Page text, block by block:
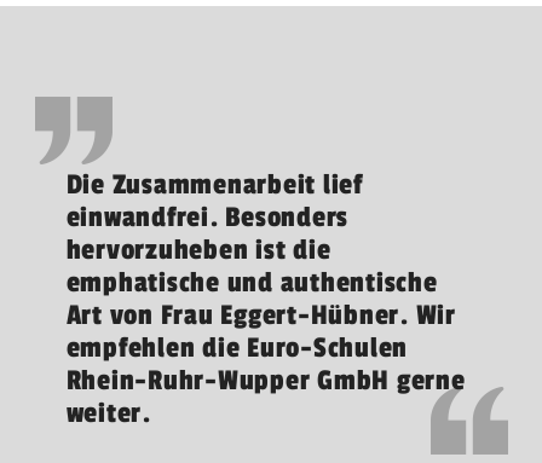
Die Zusammenarbeit lief
einwandfrei. Besonders
hervorzuheben ist die
emphatische und authentische
Art von Frau Eggert-Hübner. Wir
empfehlen die Euro-Schulen
Rhein-Ruhr-Wupper GmbH gerne
weiter.